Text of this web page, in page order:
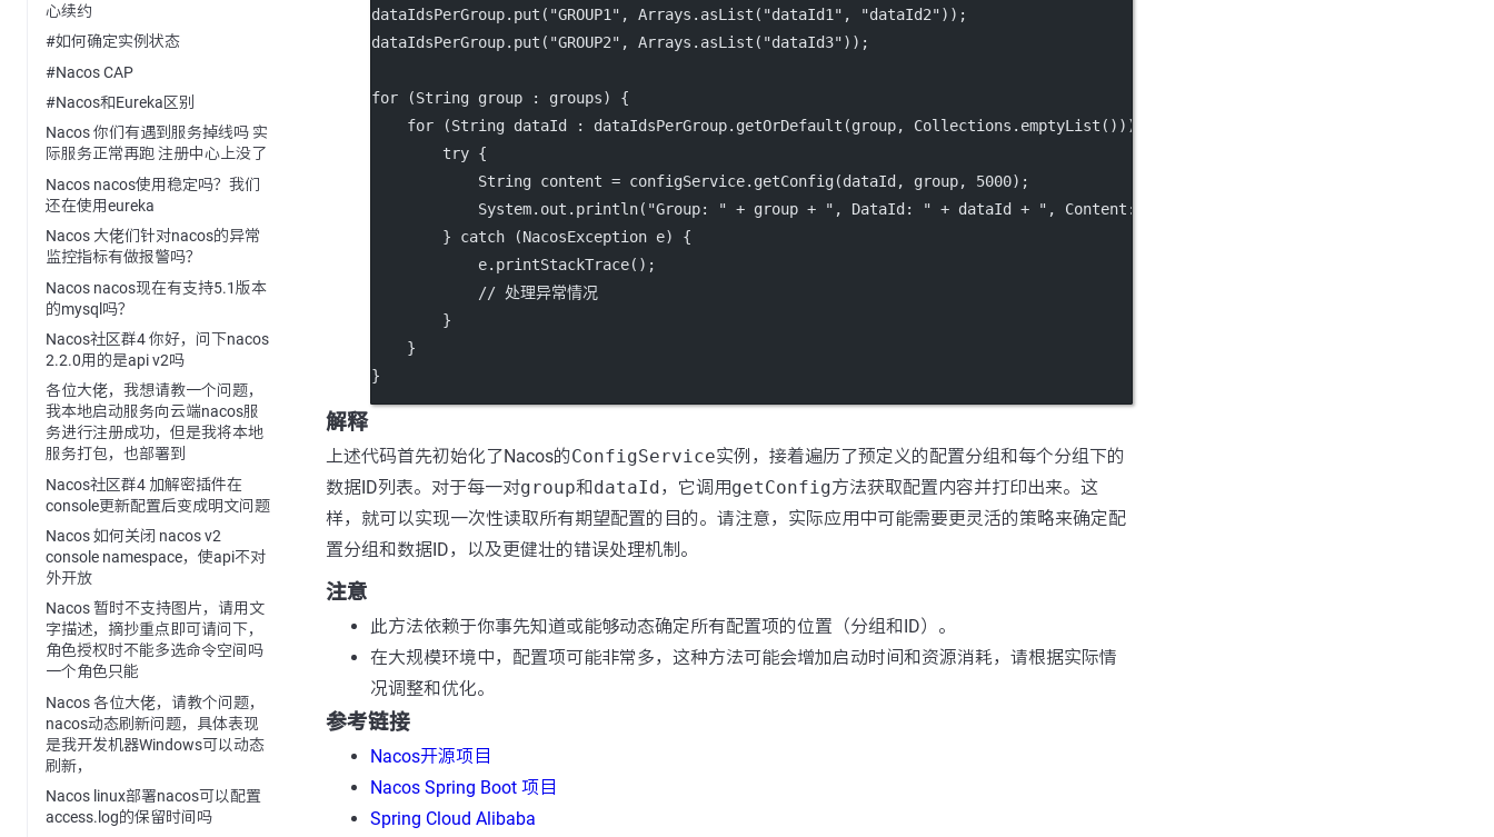
心续约
#如何确定实例状态
#Nacos CAP
#Nacos和Eureka区别
Nacos 你们有遇到服务掉线吗 实
际服务正常再跑 注册中心上没了
Nacos nacos使用稳定吗？我们
还在使用eureka
Nacos 大佬们针对nacos的异常
监控指标有做报警吗？
Nacos nacos现在有支持5.1版本
的mysql吗？
Nacos社区群4 你好，问下nacos
2.2.0用的是api v2吗
各位大佬，我想请教一个问题，
我本地启动服务向云端nacos服
务进行注册成功，但是我将本地
服务打包，也部署到
Nacos社区群4 加解密插件在
console更新配置后变成明文问题
Nacos 如何关闭 nacos v2
console namespace，使api不对
外开放
Nacos 暂时不支持图片，请用文
字描述，摘抄重点即可请问下，
角色授权时不能多选命令空间吗
一个角色只能
Nacos 各位大佬，请教个问题，
nacos动态刷新问题，具体表现
是我开发机器Windows可以动态
刷新，
Nacos linux部署nacos可以配置
access.log的保留时间吗
dataIdsPerGroup. put ( "GROUP1" , Arrays. asList ( "dataId1" , "dataId2"));
dataIdsPerGroup. put ( "GROUP2" , Arrays. asList ( "dataId3"));
for (String group :
groups) {
for (String dataId : dataIdsPerGroup. getOrDefault (group, Collections. emptyList ())) {
try {
            String content
= configService. getConfig(dataId, group, 5000);
            System.out.
println( "Group: " + group + ", DataId: " + dataId + ", Content: "
        }
catch (NacosException e) {
            e.
printStackTrace();
// 处理异常情况
        }
    }
}
解释
上述代码首先初始化了Nacos的ConfigService实例，接着遍历了预定义的配置分组和每个分组下的
数据ID列表。对于每一对group和dataId，它调用getConfig方法获取配置内容并打印出来。这
样，就可以实现一次性读取所有期望配置的目的。请注意，实际应用中可能需要更灵活的策略来确定配
置分组和数据ID，以及更健壮的错误处理机制。
注意
此方法依赖于你事先知道或能够动态确定所有配置项的位置（分组和ID）。
在大规模环境中，配置项可能非常多，这种方法可能会增加启动时间和资源消耗，请根据实际情
况调整和优化。
参考链接
Nacos开源项目
Nacos Spring Boot 项目
Spring Cloud Alibaba